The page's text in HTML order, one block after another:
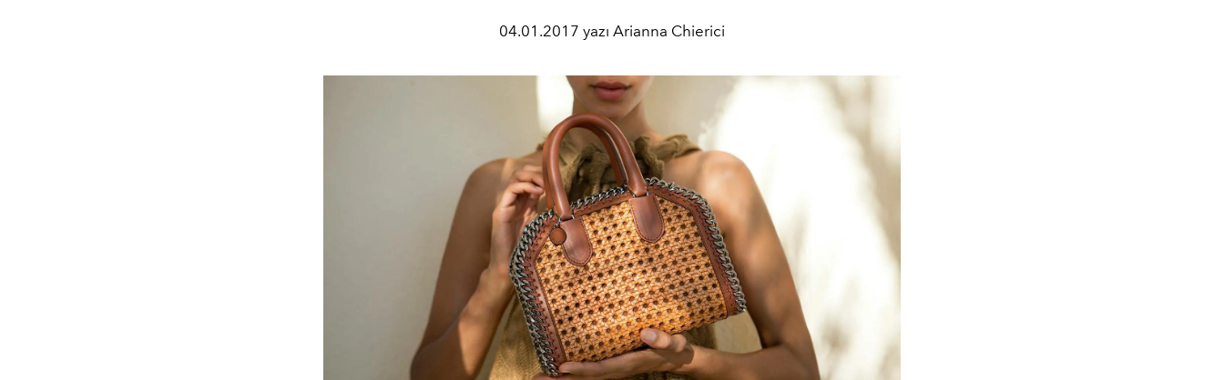
04.01.2017 yazı Arianna Chierici